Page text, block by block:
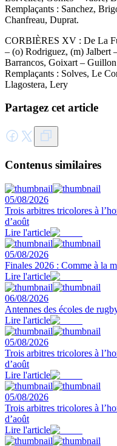
Remplaçants : Sanchez,
Chanfreau, Duprat.
CORBIÈRES XV : De La
– (o) Rodriguez, (m) Jalbert
Barrancos, Goixart –
Remplaçants : Solves, Le
Llagostera, Lery
Partagez cet article
Contenus similaires
05/08/2026
Trois arbitres tricolores à
d’août
Lire l'article
05/08/2026
Finales 2026 : Comme à la
Lire l'article
06/08/2026
Antennes des écoles de
Lire l'article
05/08/2026
Trois arbitres tricolores à
d’août
Lire l'article
05/08/2026
Trois arbitres tricolores à
d’août
Lire l'article